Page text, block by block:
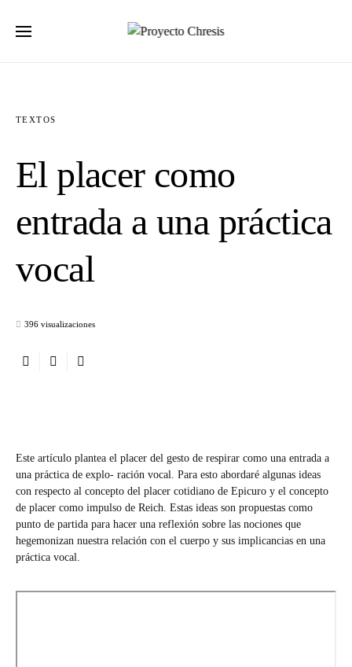
TEXTOS
El placer como
entrada a una práctica
vocal
396 visualizaciones
Este artículo plantea el placer del gesto de respirar como una entrada a
una práctica de explo- ración vocal. Para esto abordaré algunas ideas
con respecto al concepto del placer cotidiano de Epicuro y el concepto
de placer como impulso de Reich. Estas ideas son propuestas como
punto de partida para hacer una reflexión sobre las nociones que
hegemonizan nuestra relación con el cuerpo y sus implicancias en una
práctica vocal.